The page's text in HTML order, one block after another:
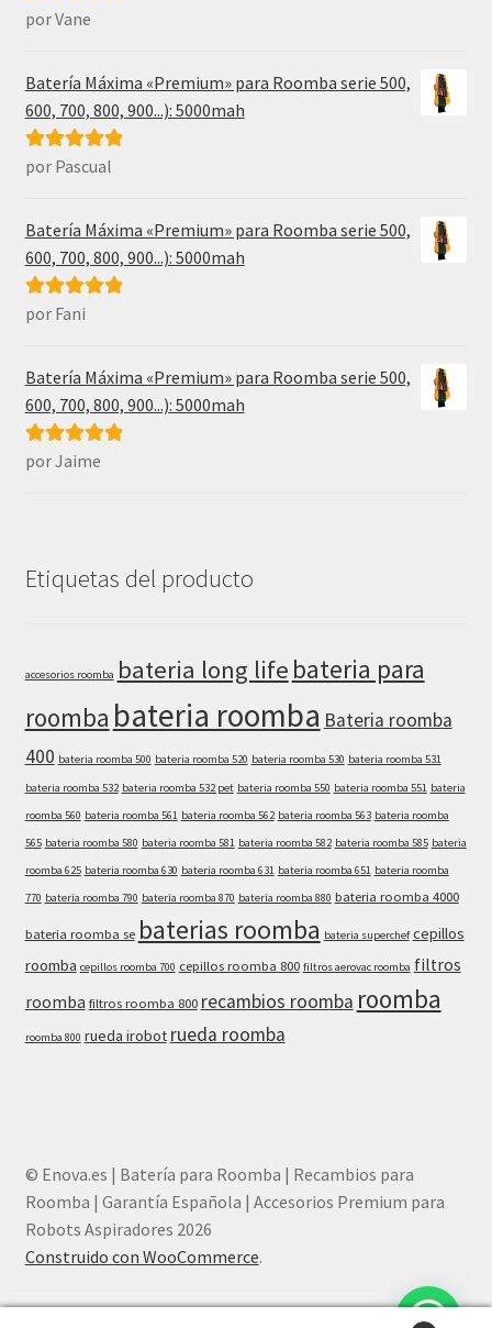
Valorado con
por Vane
Batería Máxima «Premium» para Roomba serie 500,
600, 700, 800, 900...): 5000mah
Valorado con
por Pascual
Batería Máxima «Premium» para Roomba serie 500,
600, 700, 800, 900...): 5000mah
Valorado con
por Fani
Batería Máxima «Premium» para Roomba serie 500,
600, 700, 800, 900...): 5000mah
Valorado con
por Jaime
Etiquetas del producto
accesorios roomba bateria long life bateria para
roomba bateria roomba Bateria roomba
400 bateria roomba 500 bateria roomba 520 bateria roomba 530 bateria roomba 531
bateria roomba 532 bateria roomba 532 pet bateria roomba 550 bateria roomba 551 bateria
roomba 560 bateria roomba 561 bateria roomba 562 bateria roomba 563 bateria roomba
565 bateria roomba 580 bateria roomba 581 bateria roomba 582 bateria roomba 585 bateria
roomba 625 bateria roomba 630 bateria roomba 631 bateria roomba 651 bateria roomba
770 bateria roomba 790 bateria roomba 870 bateria roomba 880 bateria roomba 4000
bateria roomba se baterias roomba bateria superchef cepillos
roomba cepillos roomba 700 cepillos roomba 800 filtros aerovac roomba filtros
roomba filtros roomba 800 recambios roomba roomba
roomba 800 rueda irobot rueda roomba
© Enova.es | Batería para Roomba | Recambios para
Roomba | Garantía Española | Accesorios Premium para
Robots Aspiradores 2026
Construido con WooCommerce.